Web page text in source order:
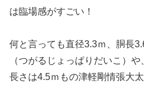
は臨場感がすごい！
何と言っても直径3.3ｍ、胴長
（つがるじょっぱりだいこ）
長さは4.5ｍもの津軽剛情張大